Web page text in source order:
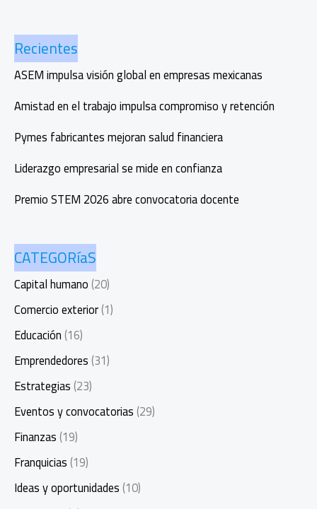
las
marcas
Recientes
ASEM impulsa visión global en empresas mexicanas
Amistad en el trabajo impulsa compromiso y retención
Pymes fabricantes mejoran salud financiera
Liderazgo empresarial se mide en confianza
Premio STEM 2026 abre convocatoria docente
CATEGORíaS
Capital humano(20)
Comercio exterior(1)
Educación(16)
Emprendedores(31)
Estrategias(23)
Eventos y convocatorias(29)
Finanzas(19)
Franquicias(19)
Ideas y oportunidades(10)